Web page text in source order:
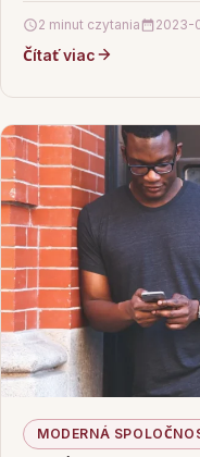
2 minut czytania 2023-
Čítať viac
MODERNÁ